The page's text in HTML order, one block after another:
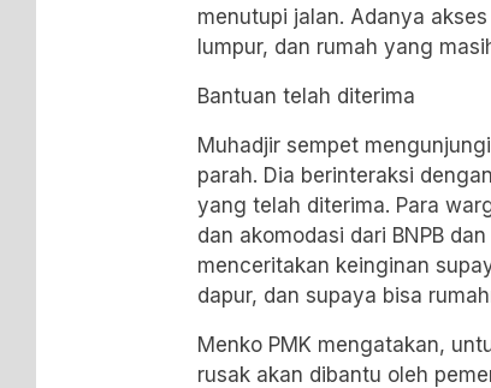
menutupi jalan. Adanya
lumpur, dan rumah yang
Bantuan telah diterima
Muhadjir sempet
parah. Dia berinteraksi
yang telah diterima. Para
dan akomodasi dari BNPB
menceritakan keinginan
dapur, dan supaya bisa
Menko PMK mengatakan,
rusak akan dibantu oleh